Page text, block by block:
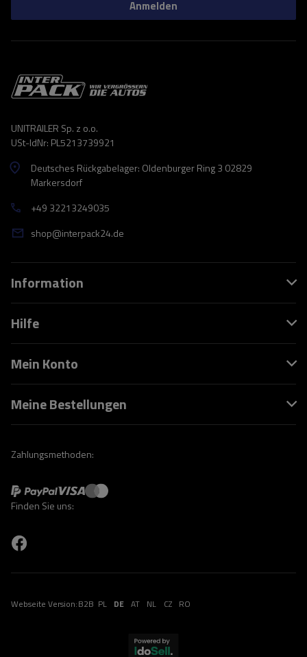
Anmelden
UNITRAILER Sp. z o.o.
USt-IdNr: PL5213739921
Deutsches Rückgabelager: Oldenburger Ring 3 02829
Markersdorf
+49 32213249035
shop@interpack24.de
Information
Hilfe
Mein Konto
Meine Bestellungen
Zahlungsmethoden:
Finden Sie uns:
Webseite Version:B2B PL DE AT NL CZ RO